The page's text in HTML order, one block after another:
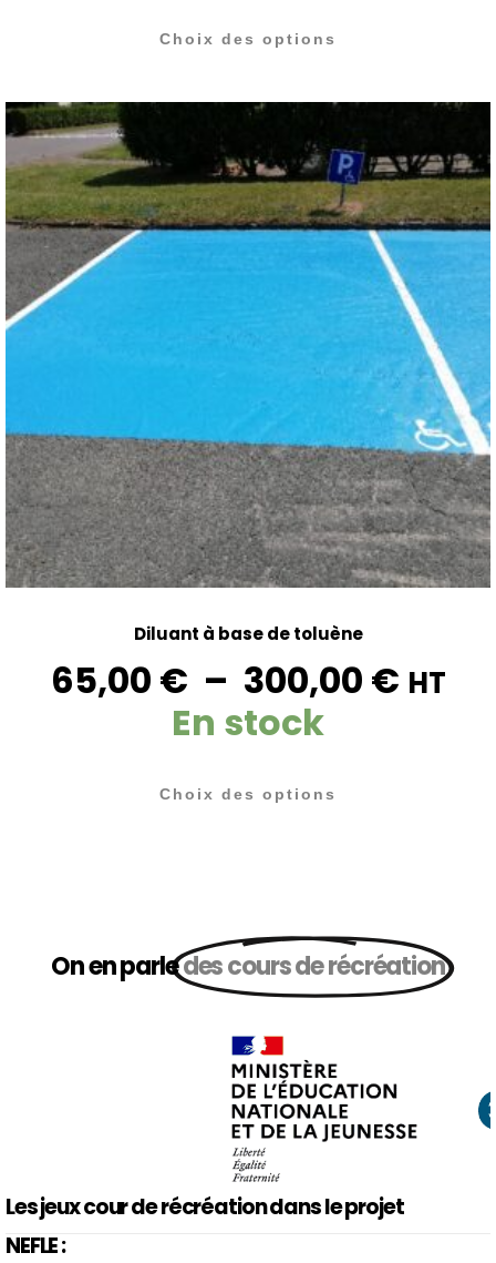
Choix des options
Diluant à base de toluène
65,00 € – 300,00 € HT
En stock
Choix des options
On en parledes cours de récréation
Les jeux cour de récréation dans le projet
NEFLE :